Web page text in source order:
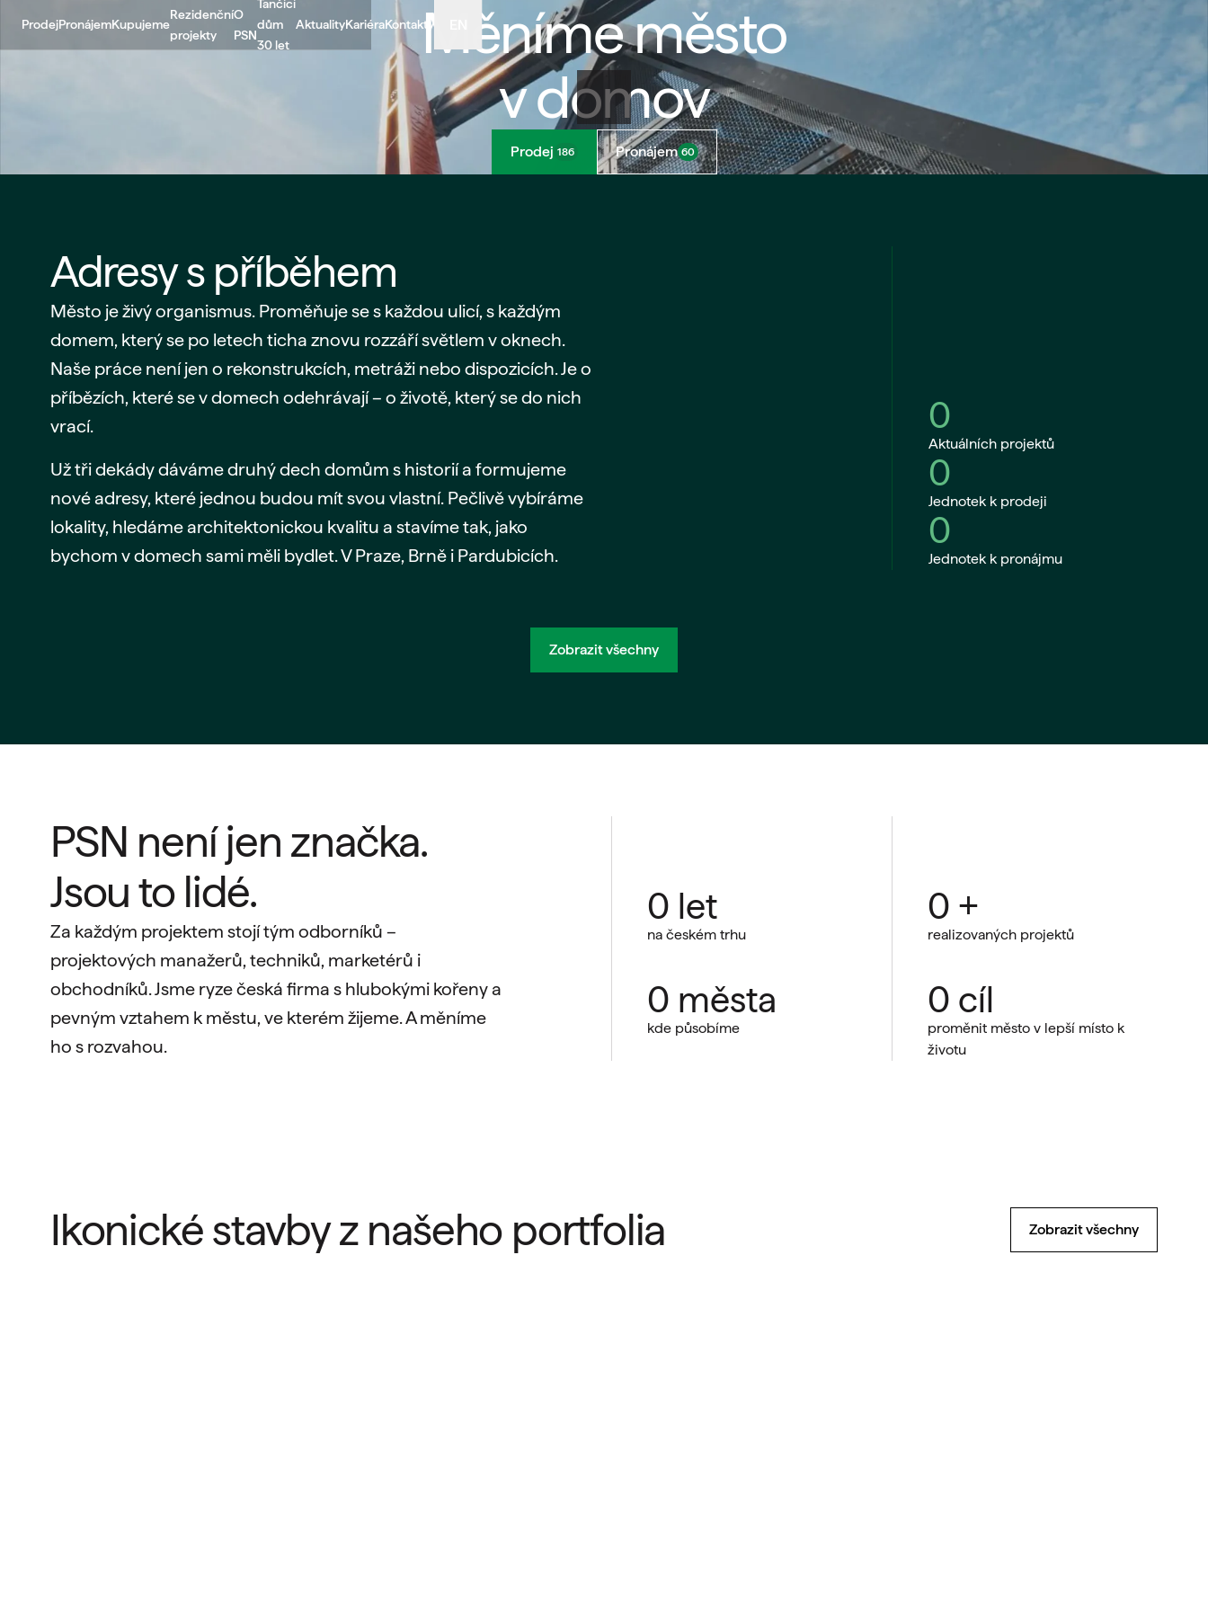
ProdejPronájemKupujeme
Rezidenční
projekty
O
PSN
Tančící
dům
30 let
AktualityKariéraKontaktyMěníme město
v domov
Prodej 186 Pronájem 60
Adresy s příběhem
Město je živý organismus. Proměňuje se s každou ulicí, s každým
domem, který se po letech ticha znovu rozzáří světlem v oknech.
Naše práce není jen o rekonstrukcích, metráži nebo dispozicích. Je o
příbězích, které se v domech odehrávají – o životě, který se do nich
vrací.
Už tři dekády dáváme druhý dech domům s historií a formujeme
nové adresy, které jednou budou mít svou vlastní. Pečlivě vybíráme
lokality, hledáme architektonickou kvalitu a stavíme tak, jako
bychom v domech sami měli bydlet. V Praze, Brně i Pardubicích.
0
Aktuálních projektů
0
Jednotek k prodeji
0
Jednotek k pronájmu
Zobrazit všechny
PSN není jen značka.
Jsou to lidé.
Za každým projektem stojí tým odborníků –
projektových manažerů, techniků, marketérů i
obchodníků. Jsme ryze česká firma s hlubokými kořeny a
pevným vztahem k městu, ve kterém žijeme. A měníme
ho s rozvahou.
0 let
na českém trhu
0 +
realizovaných projektů
0 města
kde působíme
0 cíl
proměnit město v lepší místo k
životu
Ikonické stavby z našeho portfolia Zobrazit všechny